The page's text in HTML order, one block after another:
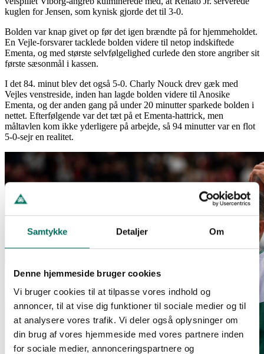
Samtykke Detaljer Om
Denne hjemmeside bruger cookies
Vi bruger cookies til at tilpasse vores indhold og
annoncer, til at vise dig funktioner til sociale medier og til
at analysere vores trafik. Vi deler også oplysninger om
din brug af vores hjemmeside med vores partnere inden
for sociale medier, annonceringspartnere og
kuglen for Jensen, som kynisk gjorde det til 3-0.
Bolden var knap givet op før det igen brændte på for hjemmeholdet.
En Vejle-forsvarer tacklede bolden videre til netop indskiftede
Ementa, og med største selvfølgelighed curlede den store angriber sit
første sæsonmål i kassen.
I det 84. minut blev det også 5-0. Charly Nouck drev gæk med
Vejles venstreside, inden han lagde bolden videre til Anosike
Ementa, og der anden gang på under 20 minutter sparkede bolden i
nettet. Efterfølgende var det tæt på et Ementa-hattrick, men
måltavlen kom ikke yderligere på arbejde, så 94 minutter var en flot
5-0-sejr en realitet.